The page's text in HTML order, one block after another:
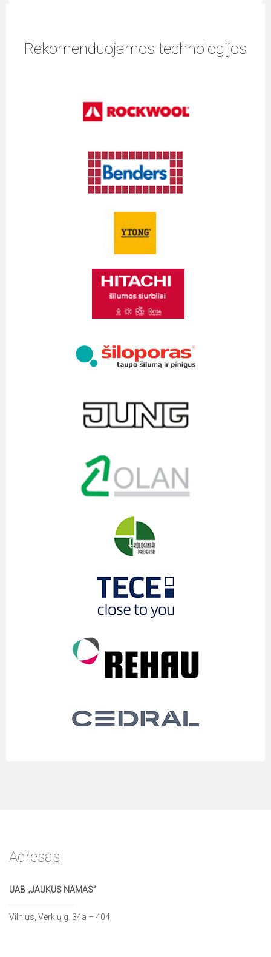
Rekomenduojamos technologijos
Adresas
UAB „JAUKUS NAMAS”
Vilnius, Verkių g. 34a – 404